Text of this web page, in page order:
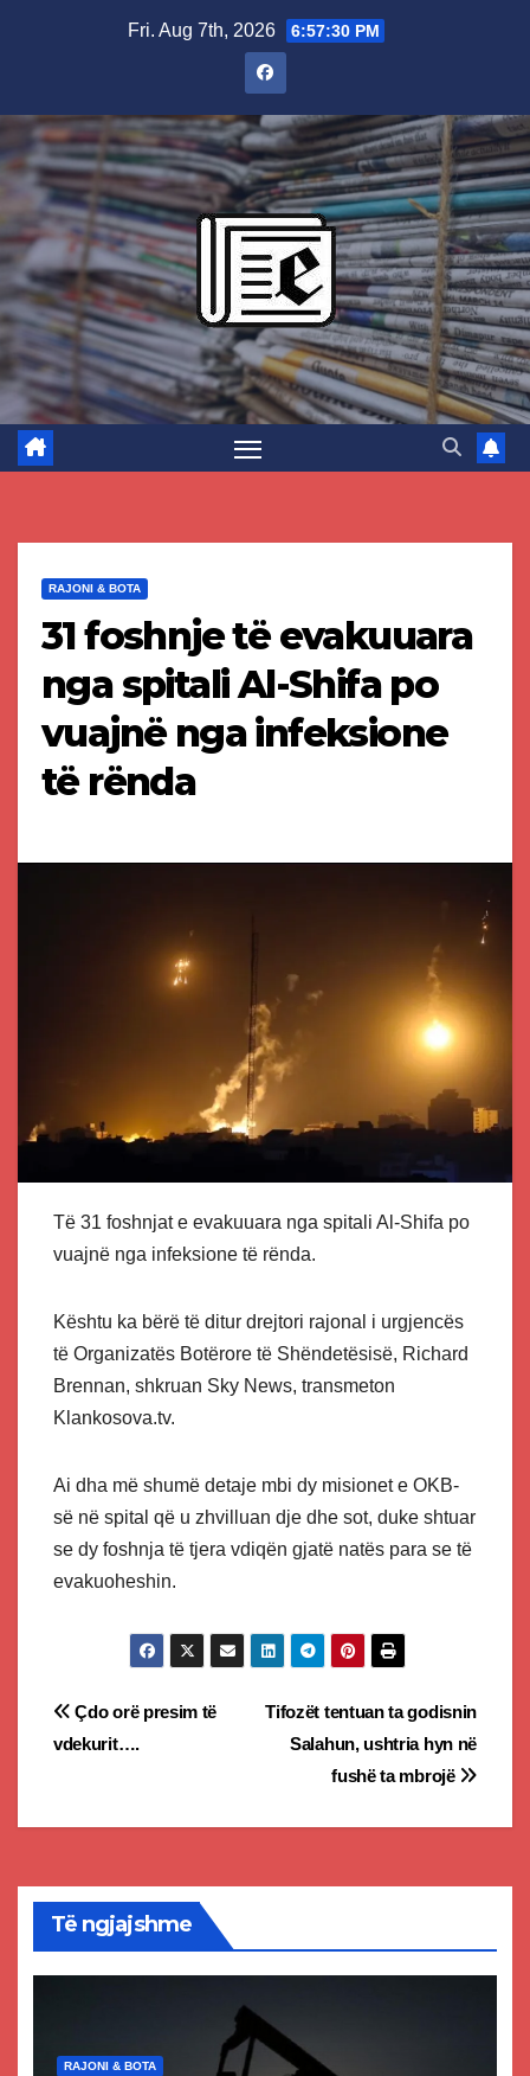
Fri. Aug 7th, 2026 6:57:31 PM
RAJONI & BOTA
31 foshnje të evakuuara
nga spitali Al-Shifa po
vuajnë nga infeksione
të rënda
Të 31 foshnjat e evakuuara nga spitali Al-Shifa po
vuajnë nga infeksione të rënda.
Kështu ka bërë të ditur drejtori rajonal i urgjencës
të Organizatës Botërore të Shëndetësisë, Richard
Brennan, shkruan Sky News, transmeton
Klankosova.tv.
Ai dha më shumë detaje mbi dy misionet e OKB-
së në spital që u zhvilluan dje dhe sot, duke shtuar
se dy foshnja të tjera vdiqën gjatë natës para se të
evakuoheshin.
Post
Tifozët tentuan ta godisnin
Salahun, ushtria hyn në
fushë ta mbrojë
Çdo orë presim të
vdekurit….
Të ngjajshme
RAJONI & BOTA